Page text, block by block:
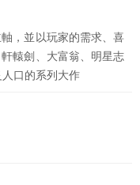
，並以玩家的需求、喜
轅劍、大富翁、明星志
口的系列大作